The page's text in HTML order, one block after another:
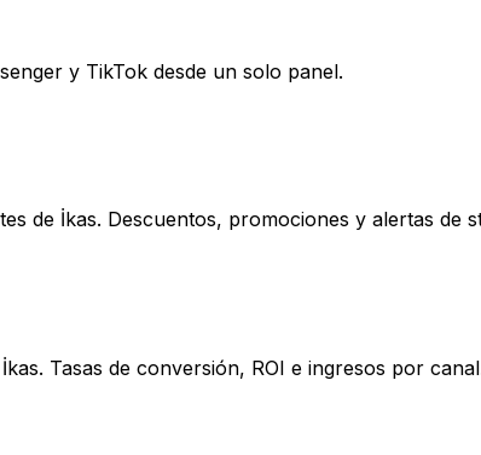
y TikTok desde un solo panel.
de İkas. Descuentos, promociones y alertas de
Tasas de conversión, ROI e ingresos por